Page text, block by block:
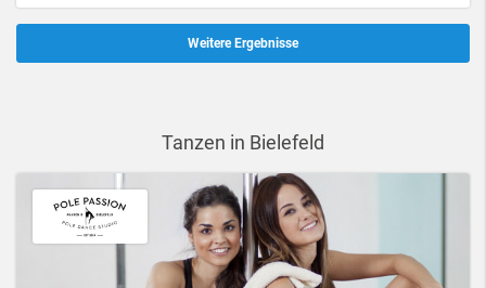
Weitere Ergebnisse
Tanzen in Bielefeld